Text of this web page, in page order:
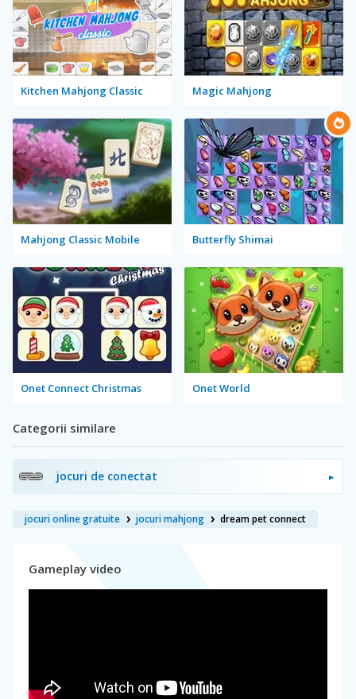
Kitchen Mahjong Classic Magic Mahjong
Mahjong Classic Mobile Butterfly Shimai
Onet Connect Christmas Onet World
Categorii similare
jocuri de conectat
jocuri online gratuite jocuri mahjong dream pet connect
Gameplay video